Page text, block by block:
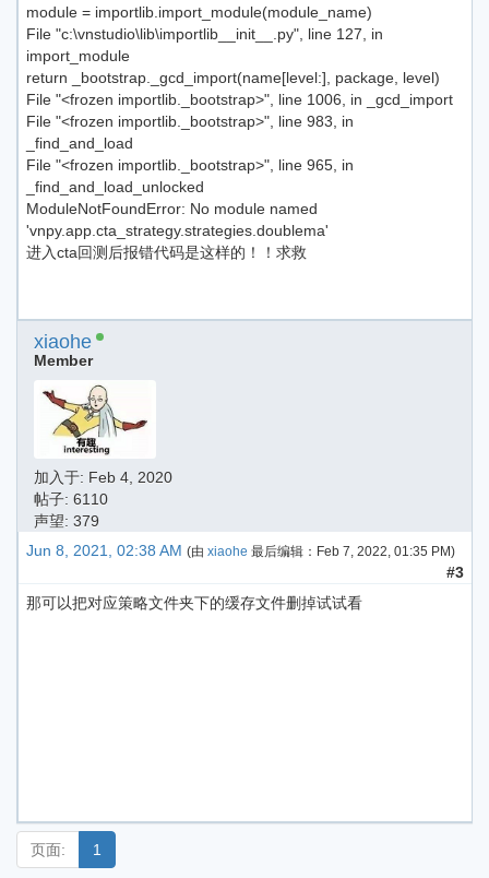
module = importlib.import_module(module_name)
File "c:\vnstudio\lib\importlib__init__.py", line 127, in
import_module
return _bootstrap._gcd_import(name[level:], package, level)
File "<frozen importlib._bootstrap>", line 1006, in _gcd_import
File "<frozen importlib._bootstrap>", line 983, in
_find_and_load
File "<frozen importlib._bootstrap>", line 965, in
_find_and_load_unlocked
ModuleNotFoundError: No module named
'vnpy.app.cta_strategy.strategies.doublema'
进入cta回测后报错代码是这样的！！求救
xiaohe
Member
加入于: Feb 4, 2020
帖子: 6110
声望: 379
Jun 8, 2021, 02:38 AM (由 xiaohe 最后编辑： Feb 7, 2022, 01:35 PM)
#3
那可以把对应策略文件夹下的缓存文件删掉试试看
页面: 1